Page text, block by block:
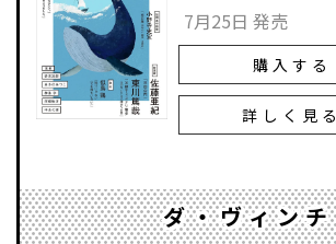
7月25日 発売
購入する
詳しく見る
ダ・ヴィンチ